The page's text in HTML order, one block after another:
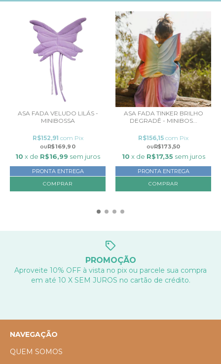
ASA FADA VELUDO LILÁS -
MINIBOSSA
R$169,90
R$152,91 com Pix
10 x de R$16,99 sem juros
PRONTA ENTREGA
ASA FADA TINKER BRILHO
DEGRADÊ - MINIBOS...
R$173,50
R$156,15 com Pix
10 x de R$17,35 sem juros
PRONTA ENTREGA
PROMOÇÃO
Aproveite 10% OFF à vista no pix ou parcele sua compra
em até 10 X SEM JUROS no cartão de crédito.
NAVEGAÇÃO
QUEM SOMOS